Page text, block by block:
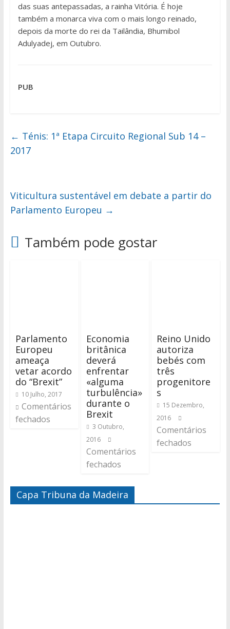
das suas antepassadas, a rainha Vitória. É hoje
também a monarca viva com o mais longo reinado,
depois da morte do rei da Tailândia, Bhumibol
Adulyadej, em Outubro.
PUB
← Ténis: 1ª Etapa Circuito Regional Sub 14 –
2017
Viticultura sustentável em debate a partir do
Parlamento Europeu →
Também pode gostar
Parlamento
Europeu
ameaça
vetar acordo
do “Brexit”
10 Julho, 2017
Comentários
fechados
Economia
britânica
deverá
enfrentar
«alguma
turbulência»
durante o
Brexit
3 Outubro,
2016
Comentários
fechados
Reino Unido
autoriza
bebés com
três
progenitore
s
15 Dezembro,
2016
Comentários
fechados
Capa Tribuna da Madeira